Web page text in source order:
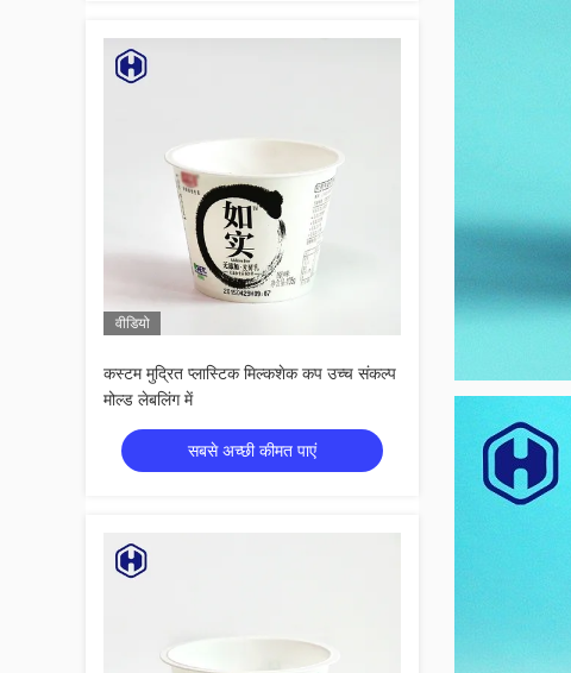
वीडियो
कस्टम मुद्रित प्लास्टिक मिल्कशेक कप उच्च संकल्प
मोल्ड लेबलिंग में
सबसे अच्छी कीमत पाएं